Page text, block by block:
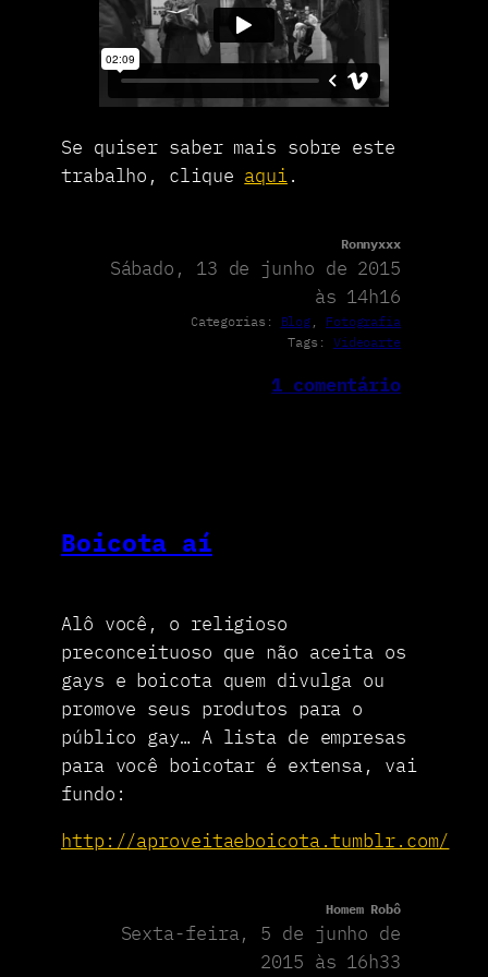
Se quiser saber mais sobre este
trabalho, clique aqui.
Ronnyxxx
Sábado, 13 de junho de 2015
às 14h16
Categorias: Blog , Fotografia
Tags: Videoarte
1 comentário
Boicota aí
Alô você, o religioso
preconceituoso que não aceita os
gays e boicota quem divulga ou
promove seus produtos para o
público gay… A lista de empresas
para você boicotar é extensa, vai
fundo:
http://aproveitaeboicota.tumblr.com/
Homem Robô
Sexta-feira, 5 de junho de
2015 às 16h33